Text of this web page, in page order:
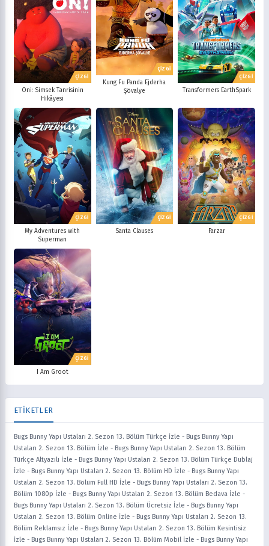
ÇİZGİ
Oni: Simsek Tanrisinin
Hikâyesi
ÇİZGİ
Kung Fu Panda Ejderha
Şövalye
ÇİZGİ
Transformers EarthSpark
ÇİZGİ
My Adventures with
Superman
ÇİZGİ
Santa Clauses
ÇİZGİ
Farzar
ÇİZGİ
I Am Groot
ETİKETLER
Bugs Bunny Yapı Ustaları 2. Sezon 13. Bölüm Türkçe İzle - Bugs Bunny Yapı
Ustaları 2. Sezon 13. Bölüm İzle - Bugs Bunny Yapı Ustaları 2. Sezon 13. Bölüm
Türkçe Altyazılı İzle - Bugs Bunny Yapı Ustaları 2. Sezon 13. Bölüm Türkçe Dublaj
İzle - Bugs Bunny Yapı Ustaları 2. Sezon 13. Bölüm HD İzle - Bugs Bunny Yapı
Ustaları 2. Sezon 13. Bölüm Full HD İzle - Bugs Bunny Yapı Ustaları 2. Sezon 13.
Bölüm 1080p İzle - Bugs Bunny Yapı Ustaları 2. Sezon 13. Bölüm Bedava İzle -
Bugs Bunny Yapı Ustaları 2. Sezon 13. Bölüm Ücretsiz İzle - Bugs Bunny Yapı
Ustaları 2. Sezon 13. Bölüm Online İzle - Bugs Bunny Yapı Ustaları 2. Sezon 13.
Bölüm Reklamsız İzle - Bugs Bunny Yapı Ustaları 2. Sezon 13. Bölüm Kesintisiz
İzle - Bugs Bunny Yapı Ustaları 2. Sezon 13. Bölüm Mobil İzle - Bugs Bunny Yapı